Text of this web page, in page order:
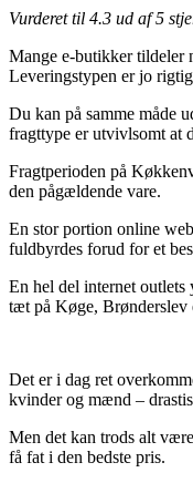
Vurderet til 4.3 ud af 5
Mange e-butikker tildeler
Leveringstypen er jo
Du kan på samme måde
fragttype er utvivlsomt at
Fragtperioden på
den pågældende vare.
En stor portion online
fuldbyrdes forud for et
En hel del internet outlets
tæt på Køge, Brønderslev
Det er i dag ret
kvinder og mænd –
Men det kan trods alt
få fat i den bedste pris.